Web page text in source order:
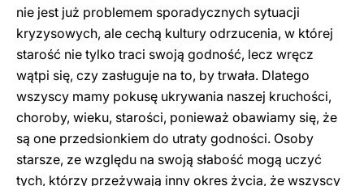
nie jest już problemem sporadycznych sytuacji
kryzysowych, ale cechą kultury odrzucenia, w której
starość nie tylko traci swoją godność, lecz wręcz
wątpi się, czy zasługuje na to, by trwała. Dlatego
wszyscy mamy pokusę ukrywania naszej kruchości,
choroby, wieku, starości, ponieważ obawiamy się, że
są one przedsionkiem do utraty godności. Osoby
starsze, ze względu na swoją słabość mogą uczyć
tych, którzy przeżywają inny okres życia, że wszyscy